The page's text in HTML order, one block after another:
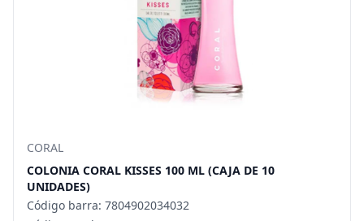
CORAL
COLONIA CORAL KISSES 100 ML (CAJA DE 10
UNIDADES)
Código barra: 7804902034032